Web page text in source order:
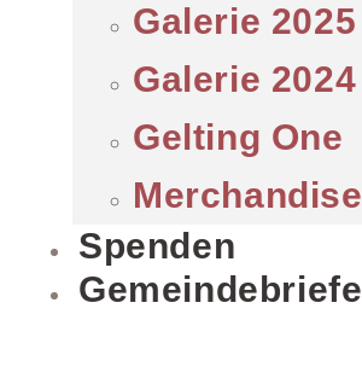
Galerie 2025
Galerie 2024
Gelting One
Merchandise
Spenden
Gemeindebriefe